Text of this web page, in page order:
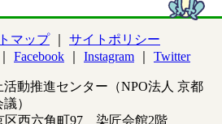
マップ
サイトポリシー
Facebook Instagram Twitter
動推進センター（NPO法人 京都
）
区西六角町97 染匠会館2階